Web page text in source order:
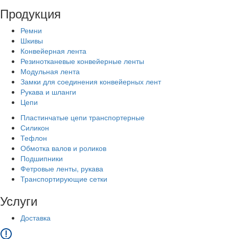
Продукция
Ремни
Шкивы
Конвейерная лента
Резинотканевые конвейерные ленты
Модульная лента
Замки для соединения конвейерных лент
Рукава и шланги
Цепи
Пластинчатые цепи транспортерные
Силикон
Тефлон
Обмотка валов и роликов
Подшипники
Фетровые ленты, рукава
Транспортирующие сетки
Услуги
Доставка